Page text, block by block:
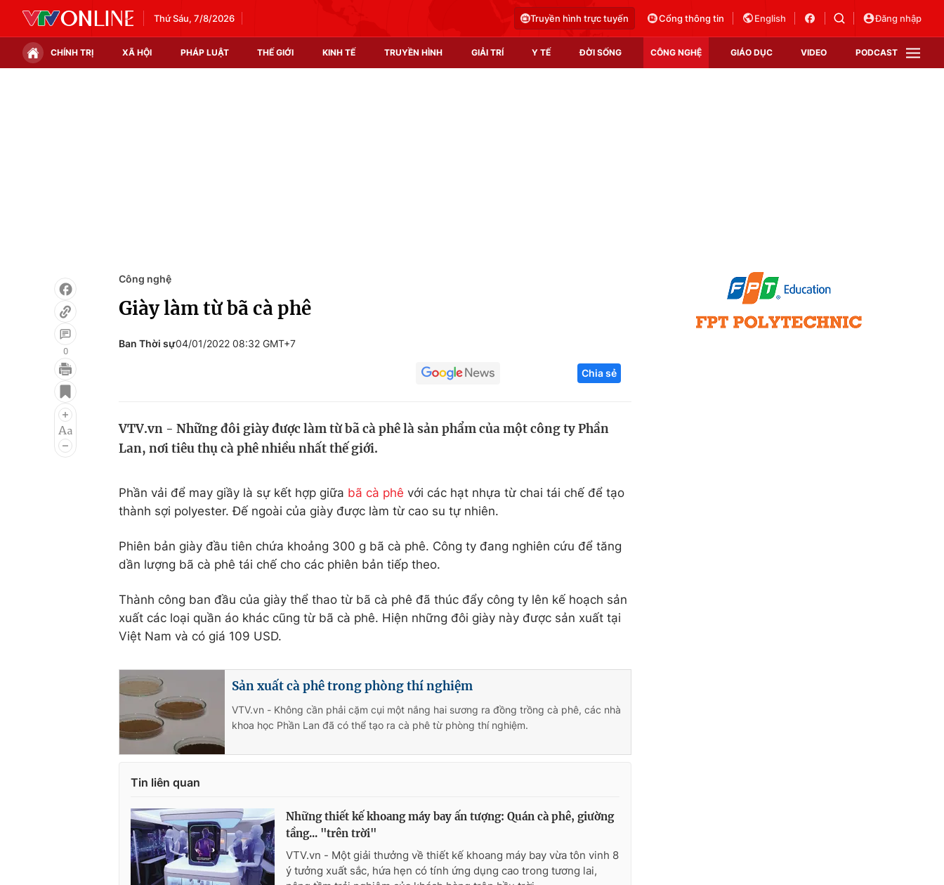
Thứ Sáu, 7/8/2026 Truyền hình trực tuyến Cổng thông tin English Đăng nhập
CHÍNH TRỊ XÃ HỘI PHÁP LUẬT THẾ GIỚI KINH TẾ TRUYỀN HÌNH GIẢI TRÍ Y TẾ ĐỜI SỐNG CÔNG NGHỆ GIÁO DỤC VIDEO PODCAST
Điện ảnh
Âm nhạc
Làm đẹp
Học trực tuyến
Công nghệ
Sản phẩm
Tư vấn
Giao lưu trực tuyến
0
Công nghệ
Giày làm từ bã cà phê
Ban Thời sự04/01/2022 08:32 GMT+7
Chia sẻ
VTV.vn - Những đôi giày được làm từ bã cà phê là sản phẩm của một công ty Phần
Lan, nơi tiêu thụ cà phê nhiều nhất thế giới.
Phần vải để may giầy là sự kết hợp giữa bã cà phê với các hạt nhựa từ chai tái chế để tạo
thành sợi polyester. Đế ngoài của giày được làm từ cao su tự nhiên.
Phiên bản giày đầu tiên chứa khoảng 300 g bã cà phê. Công ty đang nghiên cứu để tăng
dần lượng bã cà phê tái chế cho các phiên bản tiếp theo.
Thành công ban đầu của giày thể thao từ bã cà phê đã thúc đẩy công ty lên kế hoạch sản
xuất các loại quần áo khác cũng từ bã cà phê. Hiện những đôi giày này được sản xuất tại
Việt Nam và có giá 109 USD.
Sản xuất cà phê trong phòng thí nghiệm
VTV.vn - Không cần phải cặm cụi một nắng hai sương ra đồng trồng cà phê, các nhà
khoa học Phần Lan đã có thể tạo ra cà phê từ phòng thí nghiệm.
Tin liên quan
Những thiết kế khoang máy bay ấn tượng: Quán cà phê, giường
tầng... "trên trời"
VTV.vn - Một giải thưởng về thiết kế khoang máy bay vừa tôn vinh 8
ý tưởng xuất sắc, hứa hẹn có tính ứng dụng cao trong tương lai,